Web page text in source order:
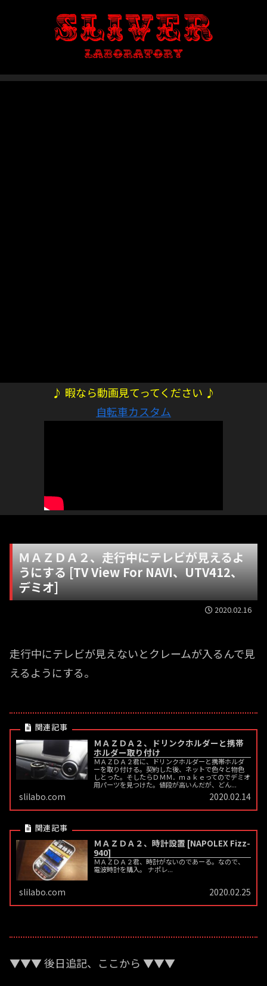
♪ 暇なら動画見てってください ♪
自転車カスタム
ＭＡＺＤＡ２、走行中にテレビが見えるよ
うにする [TV View For NAVI、UTV412、
デミオ]
2020.02.16
走行中にテレビが見えないとクレームが入るんで見
えるようにする。
ＭＡＺＤＡ２、ドリンクホルダーと携帯
ホルダー取り付け
ＭＡＺＤＡ２君に、ドリンクホルダーと携帯ホルダ
ーを取り付ける。契約した後、ネットで色々と物色
しとった。そしたらＤＭＭ．ｍａｋｅってのでデミオ
用パーツを見つけた。値段が高いんだが、どん...
slilabo.com 2020.02.14
ＭＡＺＤＡ２、時計設置 [NAPOLEX Fizz-
940]
ＭＡＺＤＡ２君、時計がないのであーる。なので、
電波時計を購入。 ナポレ...
slilabo.com 2020.02.25
▼▼▼ 後日追記、ここから ▼▼▼